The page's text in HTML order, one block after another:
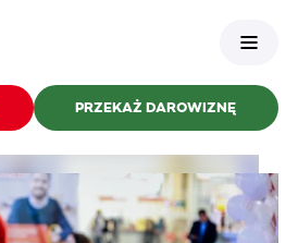
PRZEKAŻ DAROWIZNĘ